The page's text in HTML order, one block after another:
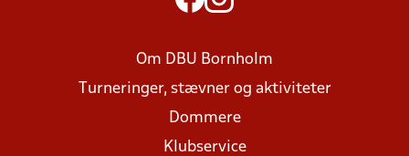
Om DBU Bornholm
Turneringer, stævner og aktiviteter
Dommere
Klubservice